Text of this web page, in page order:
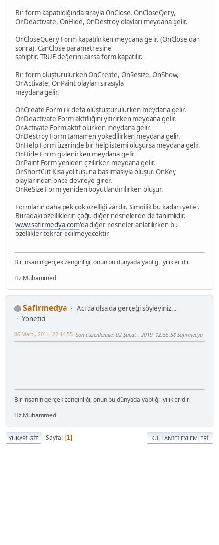
Bir form kapatıldığında sırayla OnClose, OnCloseQery,
OnDeactivate, OnHide, OnDestroy olayları meydana gelir.
OnCloseQuery Form kapatılırken meydana gelir. (OnClose dan
sonra). CanClose parametresine
sahiptir. TRUE değerini alırsa form kapatılır.
Bir form oluşturulurken OnCreate, OnResize, OnShow,
OnActivate, OnPaint olayları sırasıyla
meydana gelir.
OnCreate Form ilk defa oluştuşturulurken meydana gelir.
OnDeactivate Form aktifliğini yitirirken meydana gelir.
OnActivate Form aktif olurken meydana gelir.
OnDestroy Form tamamen yokedilirken meydana gelir.
OnHelp Form üzerinde bir help istemi oluşursa meydana gelir.
OnHide Form gizlenirken meydana gelir.
OnPaint Form yeniden çizilirken meydana gelir.
OnShortCut Kısa yol tuşuna basılmasıyla oluşur. OnKey
olaylarından önce devreye girer.
OnReSize Form yeniden boyutlandırılırken oluşur.
Formların daha pek çok özelliği vardır. Şimdilik bu kadarı yeter.
Buradaki özelliklerin çoğu diğer nesnelerde de tanımlıdır.
www.safirmedya.com'da diğer nesneler anlatılırken bu
özellikler tekrar edilmeyecektir.
Bir insanın gerçek zenginliği, onun bu dünyada yaptığı iyilikleridir.
Hz.Muhammed
Safirmedya
Acı da olsa da gerçeği söyleyiniz...
Yönetici
06 Mart , 2011, 22:14:55 Son düzenlenme: 02 Şubat , 2019, 12:55:58 Safirmedya
Bir insanın gerçek zenginliği, onun bu dünyada yaptığı iyilikleridir.
Hz.Muhammed
YUKARI GIT Sayfa 1 KULLANICI EYLEMLERI